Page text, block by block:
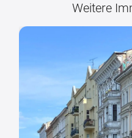
Weitere